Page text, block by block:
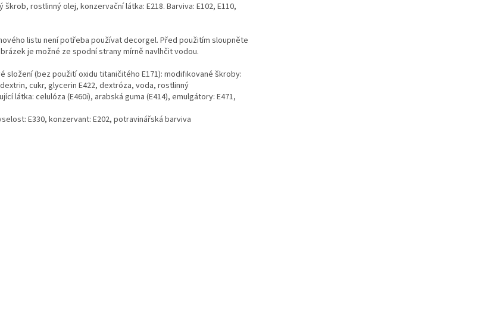
rostlinný olej, konzervační látka: E218. Barviva: E102, E110,
listu není potřeba používat decorgel. Před použitím sloupněte
je možné ze spodní strany mírně navlhčit vodou.
složení (bez použití oxidu titaničitého E171): modifikované škroby:
cukr, glycerin E422, dextróza, voda, rostlinný
látka: celulóza (E460i), arabská guma (E414), emulgátory: E471,
E330, konzervant: E202, potravinářská barviva